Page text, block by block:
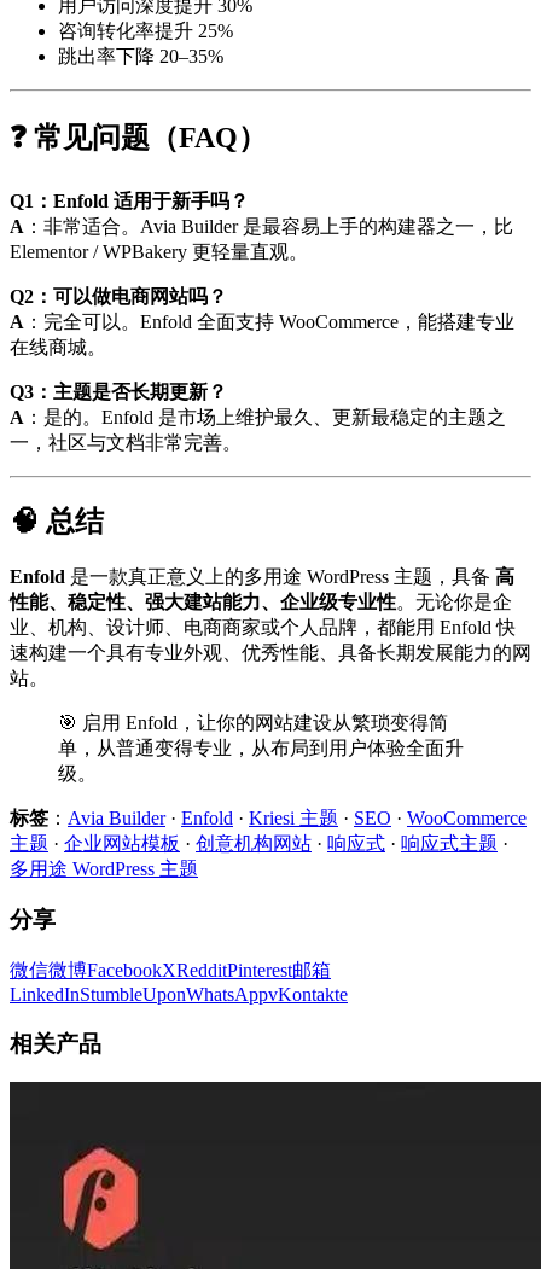
用户访问深度提升 30%
咨询转化率提升 25%
跳出率下降 20–35%
❓ 常见问题（FAQ）
Q1：Enfold 适用于新手吗？
A ：非常适合。Avia Builder 是最容易上手的构建器之一，比
Elementor / WPBakery 更轻量直观。
Q2：可以做电商网站吗？
A ：完全可以。Enfold 全面支持 WooCommerce，能搭建专业
在线商城。
Q3：主题是否长期更新？
A ：是的。Enfold 是市场上维护最久、更新最稳定的主题之
一，社区与文档非常完善。
🧠 总结
Enfold 是一款真正意义上的多用途 WordPress 主题，具备 高
性能、稳定性、强大建站能力、企业级专业性。无论你是企
业、机构、设计师、电商商家或个人品牌，都能用 Enfold 快
速构建一个具有专业外观、优秀性能、具备长期发展能力的网
站。
🎯 启用 Enfold，让你的网站建设从繁琐变得简
单，从普通变得专业，从布局到用户体验全面升
级。
标签 ： Avia Builder· Enfold · Kriesi 主题 · SEO · WooCommerce
主题 · 企业网站模板 · 创意机构网站 · 响应式 · 响应式主题 ·
多用途 WordPress 主题
分享
微信微博FacebookXRedditPinterest邮箱
LinkedInStumbleUponWhatsAppvKontakte
相关产品